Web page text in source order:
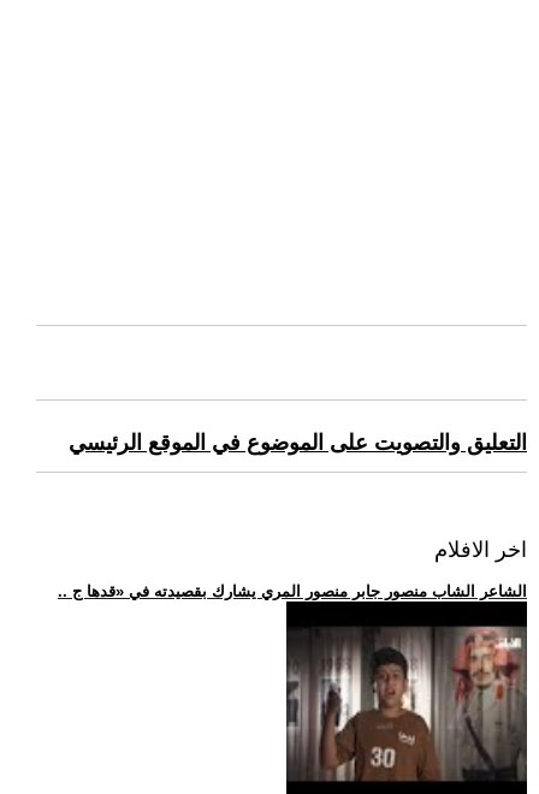
التعليق والتصويت على الموضوع في الموقع الرئيسي
اخر الافلام
.. الشاعر الشاب منصور جابر منصور المري يشارك بقصيدته في «قدها ج